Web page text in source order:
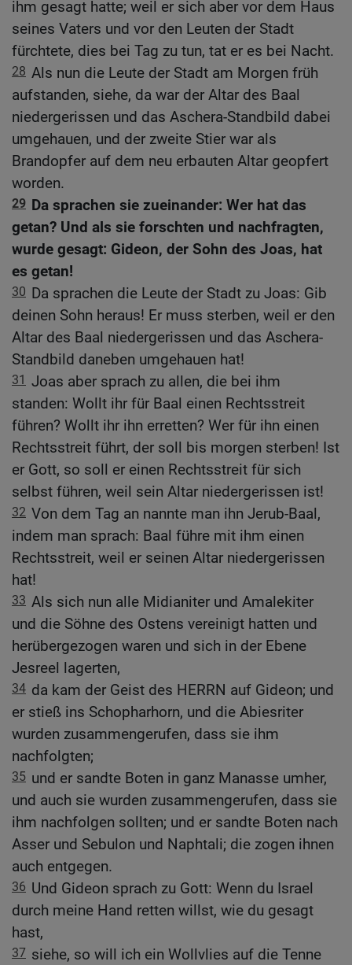
ihm gesagt hatte; weil er sich aber vor dem Haus
seines Vaters und vor den Leuten der Stadt
fürchtete, dies bei Tag zu tun, tat er es bei Nacht.
28 Als nun die Leute der Stadt am Morgen früh
aufstanden, siehe, da war der Altar des Baal
niedergerissen und das Aschera-Standbild dabei
umgehauen, und der zweite Stier war als
Brandopfer auf dem neu erbauten Altar geopfert
worden.
29 Da sprachen sie zueinander: Wer hat das
getan? Und als sie forschten und nachfragten,
wurde gesagt: Gideon, der Sohn des Joas, hat
es getan!
30 Da sprachen die Leute der Stadt zu Joas: Gib
deinen Sohn heraus! Er muss sterben, weil er den
Altar des Baal niedergerissen und das Aschera-
Standbild daneben umgehauen hat!
31 Joas aber sprach zu allen, die bei ihm
standen: Wollt ihr für Baal einen Rechtsstreit
führen? Wollt ihr ihn erretten? Wer für ihn einen
Rechtsstreit führt, der soll bis morgen sterben! Ist
er Gott, so soll er einen Rechtsstreit für sich
selbst führen, weil sein Altar niedergerissen ist!
32 Von dem Tag an nannte man ihn Jerub-Baal,
indem man sprach: Baal führe mit ihm einen
Rechtsstreit, weil er seinen Altar niedergerissen
hat!
33 Als sich nun alle Midianiter und Amalekiter
und die Söhne des Ostens vereinigt hatten und
herübergezogen waren und sich in der Ebene
Jesreel lagerten,
34 da kam der Geist des HERRN auf Gideon; und
er stieß ins Schopharhorn, und die Abiesriter
wurden zusammengerufen, dass sie ihm
nachfolgten;
35 und er sandte Boten in ganz Manasse umher,
und auch sie wurden zusammengerufen, dass sie
ihm nachfolgen sollten; und er sandte Boten nach
Asser und Sebulon und Naphtali; die zogen ihnen
auch entgegen.
36 Und Gideon sprach zu Gott: Wenn du Israel
durch meine Hand retten willst, wie du gesagt
hast,
37 siehe, so will ich ein Wollvlies auf die Tenne